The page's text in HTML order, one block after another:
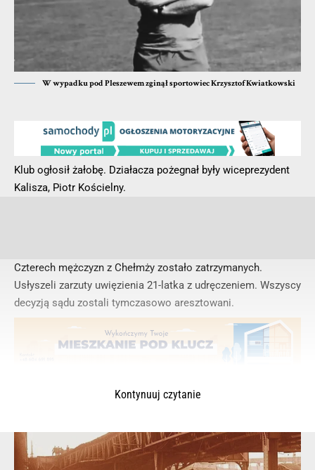
Czterech mężczyzn z Chełmży zostało zatrzymanych.
Usłyszeli zarzuty uwięzienia 21-latka z udręczeniem. Wszyscy
decyzją sądu zostali tymczasowo aresztowani.
W wypadku pod Pleszewem zginął sportowiec Krzysztof Kwiatkowski
Klub ogłosił żałobę. Działacza pożegnał były wiceprezydent
Kalisza, Piotr Kościelny.
Kontynuuj czytanie